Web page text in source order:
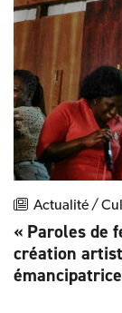
Actualité /
« Paroles de
création
émancipatrice